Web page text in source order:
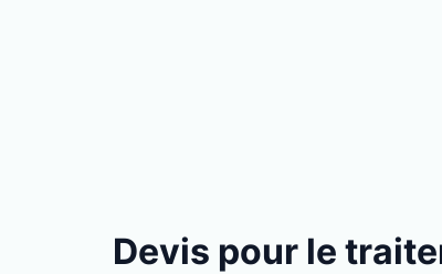
Devis pour le